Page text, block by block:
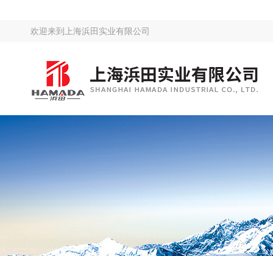
欢迎来到 上海浜田实业有限公司